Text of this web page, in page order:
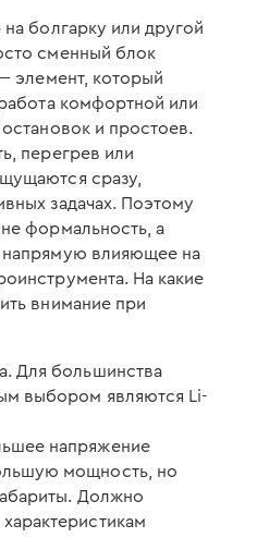
болгарку или другой
сменный блок
элемент, который
комфортной или
и простоев.
перегрев или
сразу,
задачах. Поэтому
формальность, а
влияющее на
На какие
внимание при
Для большинства
выбором являются Li-
напряжение
мощность, но
Должно